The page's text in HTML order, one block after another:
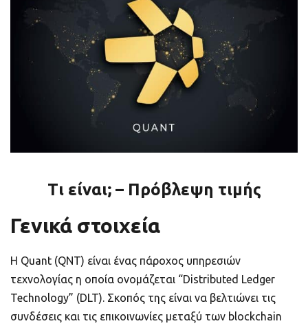
Τι είναι; – Πρόβλεψη τιμής
Γενικά στοιχεία
Η Quant (QNT) είναι ένας πάροχος υπηρεσιών
τεχνολογίας η οποία ονομάζεται “Distributed Ledger
Technology” (DLT). Σκοπός της είναι να βελτιώνει τις
συνδέσεις και τις επικοινωνίες μεταξύ των blockchain
Πορτοφόλια Κρυπτονομισμάτων
Metamask τι είναι και πως λειτουργεί αυτό